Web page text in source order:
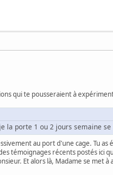
qui te pousseraient à
la porte 1 ou 2 jours semaine
au port d'une cage. Tu
témoignages récents postés
Et alors là, Madame se met